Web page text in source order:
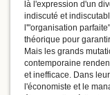
là l'expression d'un
indiscuté et
l'"organisation
théorique pour
Mais les grands
contemporaine
et inefficace. Dans
l'économiste et le